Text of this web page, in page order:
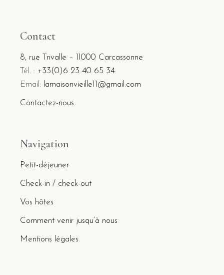
Contact
8, rue Trivalle – 11000 Carcassonne
Tél. : +33(0)6 23 40 65 34
Email: lamaisonvieille11@gmail.com
Contactez-nous
Navigation
Petit-déjeuner
Check-in / check-out
Vos hôtes
Comment venir jusqu’à nous
Mentions légales